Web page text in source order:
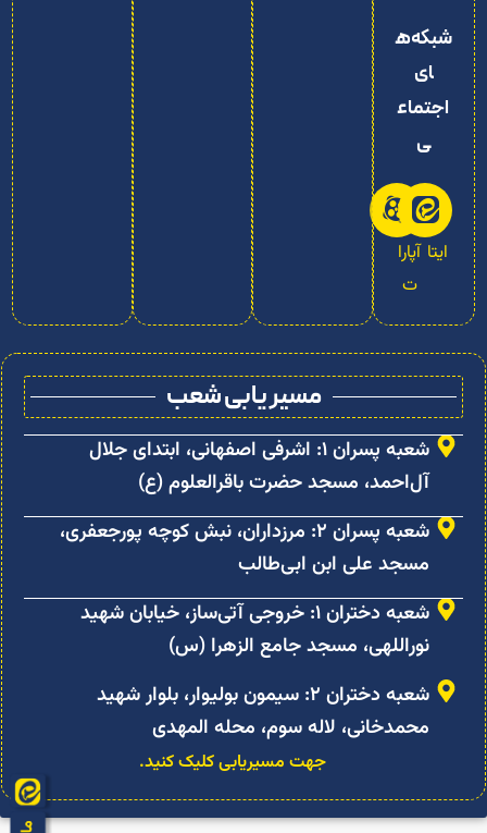
شبکه‌ه
ای
اجتماع
ی
آپارا
ت
ایتا
مسیر یابی شعب
شعبه پسران ۱: اشرفی اصفهانی، ابتدای جلال
آل‌احمد، مسجد حضرت باقرالعلوم (ع)
شعبه پسران ۲: مرزداران، نبش کوچه پورجعفری،
مسجد علی ابن ابی‌طالب
شعبه دختران ۱: خروجی آتی‌ساز، خیابان شهید
نوراللهی، مسجد جامع الزهرا (س)
شعبه دختران ۲: سیمون بولیوار، بلوار شهید
محمدخانی، لاله سوم، محله المهدی
جهت مسیریابی کلیک کنید.